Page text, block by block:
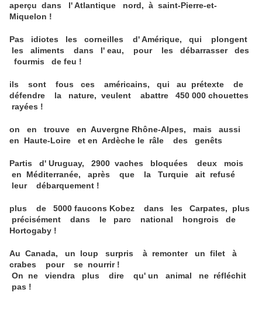
aperçu dans l' Atlantique nord, à saint-Pierre-et-
Miquelon !
Pas idiotes les corneilles d' Amérique, qui plongent
les aliments dans l' eau, pour les débarrasser des
fourmis de feu !
ils sont fous ces américains, qui au prétexte de
défendre la nature, veulent abattre 450 000 chouettes
rayées !
on en trouve en Auvergne Rhône-Alpes, mais aussi
en Haute-Loire et en Ardèche le râle des genêts
Partis d' Uruguay, 2900 vaches bloquées deux mois
en Méditerranée, après que la Turquie ait refusé
leur débarquement !
plus de 5000 faucons Kobez dans les Carpates, plus
précisément dans le parc national hongrois de
Hortogaby !
Au Canada, un loup surpris à remonter un filet à
crabes pour se nourrir !
On ne viendra plus dire qu' un animal ne réfléchit
pas !